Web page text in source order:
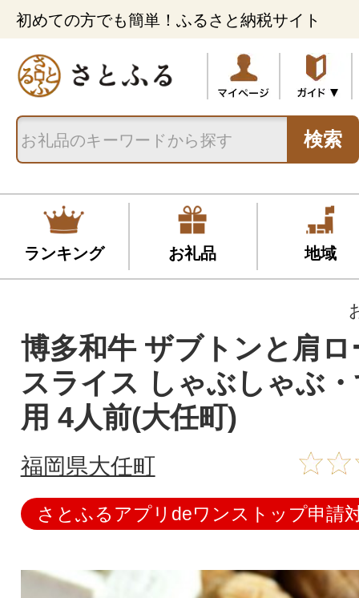
初めての方でも簡単！ふるさと納税サイト
検索
ランキング お礼品 地域
博多和牛 ザブトンと肩
スライス しゃぶしゃぶ
用 4人前(大任町)
福岡県大任町
さとふるアプリdeワンストップ申請